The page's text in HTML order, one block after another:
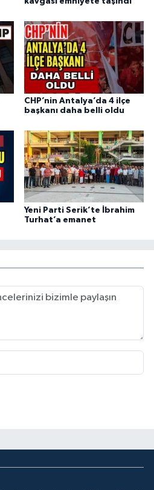
CHP’nin Antalya’da 4 ilçe
başkanı daha belli oldu
Yeni Parti Serik’te İbrahim
Turhat’a emanet